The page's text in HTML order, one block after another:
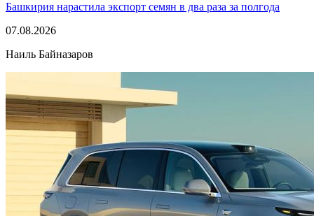
Башкирия нарастила экспорт семян в два раза за полгода
07.08.2026
Наиль Байназаров